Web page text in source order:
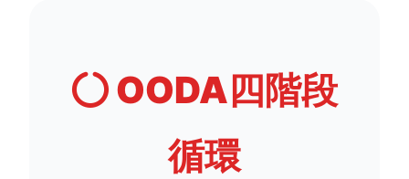
OODA四階段
循環